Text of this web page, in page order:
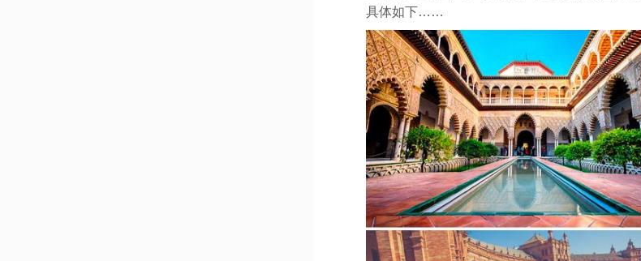
具体如下……